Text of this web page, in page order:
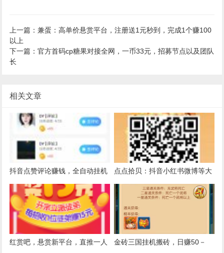
上一篇：兼蛋：高单价悬赏平台，注册送1元秒到，完成1个赚100
以上
下一篇：官方首码cp糖果对接全网，一币33元，招募节点以及团队
长
相关文章
抖音点赞评论赚钱，全自动挂机
赚钱
点点拾贝：抖音小红书微博等大
量任务，点赞评论赚钱
红赏吧，悬赏新平台，直推一人 金砖三国挂机搬砖，日赚50－